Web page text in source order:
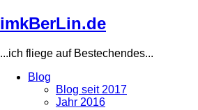
Direkt
zum
imkBerLin.de
...ich fliege auf Bestechendes...
Blog
Blog seit 2017
Jahr 2016